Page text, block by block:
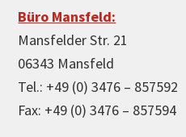
Büro Mansfeld:
Mansfelder Str. 21
06343 Mansfeld
Tel.: +49 (0) 3476 – 857592
Fax: +49 (0) 3476 – 857594